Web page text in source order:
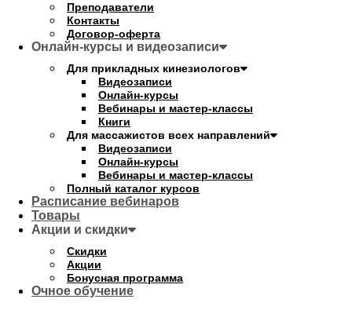
Преподаватели
Контакты
Договор-оферта
Онлайн-курсы и видеозаписи
Для прикладных кинезиологов
Видеозаписи
Онлайн-курсы
Вебинары и мастер-классы
Книги
Для массажистов всех направлений
Видеозаписи
Онлайн-курсы
Вебинары и мастер-классы
Полный каталог курсов
Расписание вебинаров
Товары
Акции и скидки
Скидки
Акции
Бонусная программа
Очное обучение